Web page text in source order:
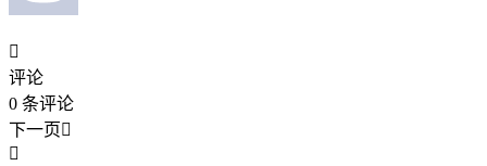

评论
0 条评论
下一页
